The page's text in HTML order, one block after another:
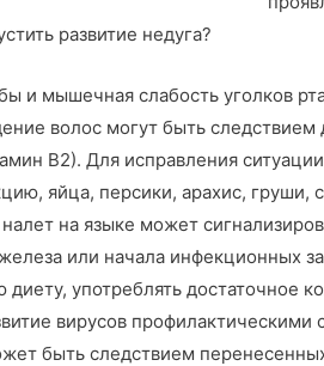
развитие недуга?
и мышечная слабость уголков
волос могут быть следствием
В2). Для исправления
яйца, персики, арахис, груши,
на языке может
или начала инфекционных
диету, употреблять достаточное
вирусов профилактическими
быть следствием